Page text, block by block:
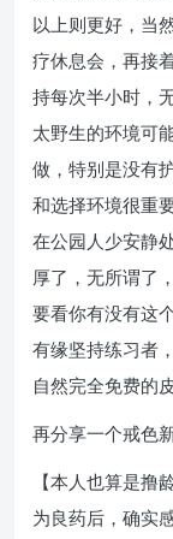
以上则更好，当
疗休息会，再接
持每次半小时，
太野生的环境可
做，特别是没有
和选择环境很重
在公园人少安静
厚了，无所谓了
要看你有没有这
有缘坚持练习者
自然完全免费的
再分享一个戒色
【本人也算是
为良药后，确实